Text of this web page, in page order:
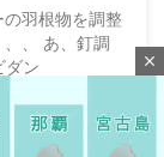
羽根物を調整
、 あ、釘調
ダン
close